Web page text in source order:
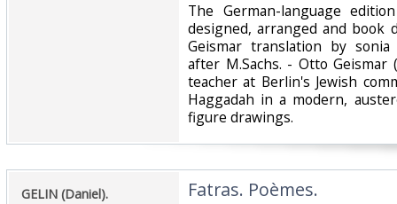
‎The German-language
designed, arranged and book
Geismar translation by
after M.Sachs. - Otto Geismar
teacher at Berlin's Jewish
Haggadah in a modern,
figure drawings.‎
‎GELIN (Daniel).‎ ‎Fatras. Poèmes.‎